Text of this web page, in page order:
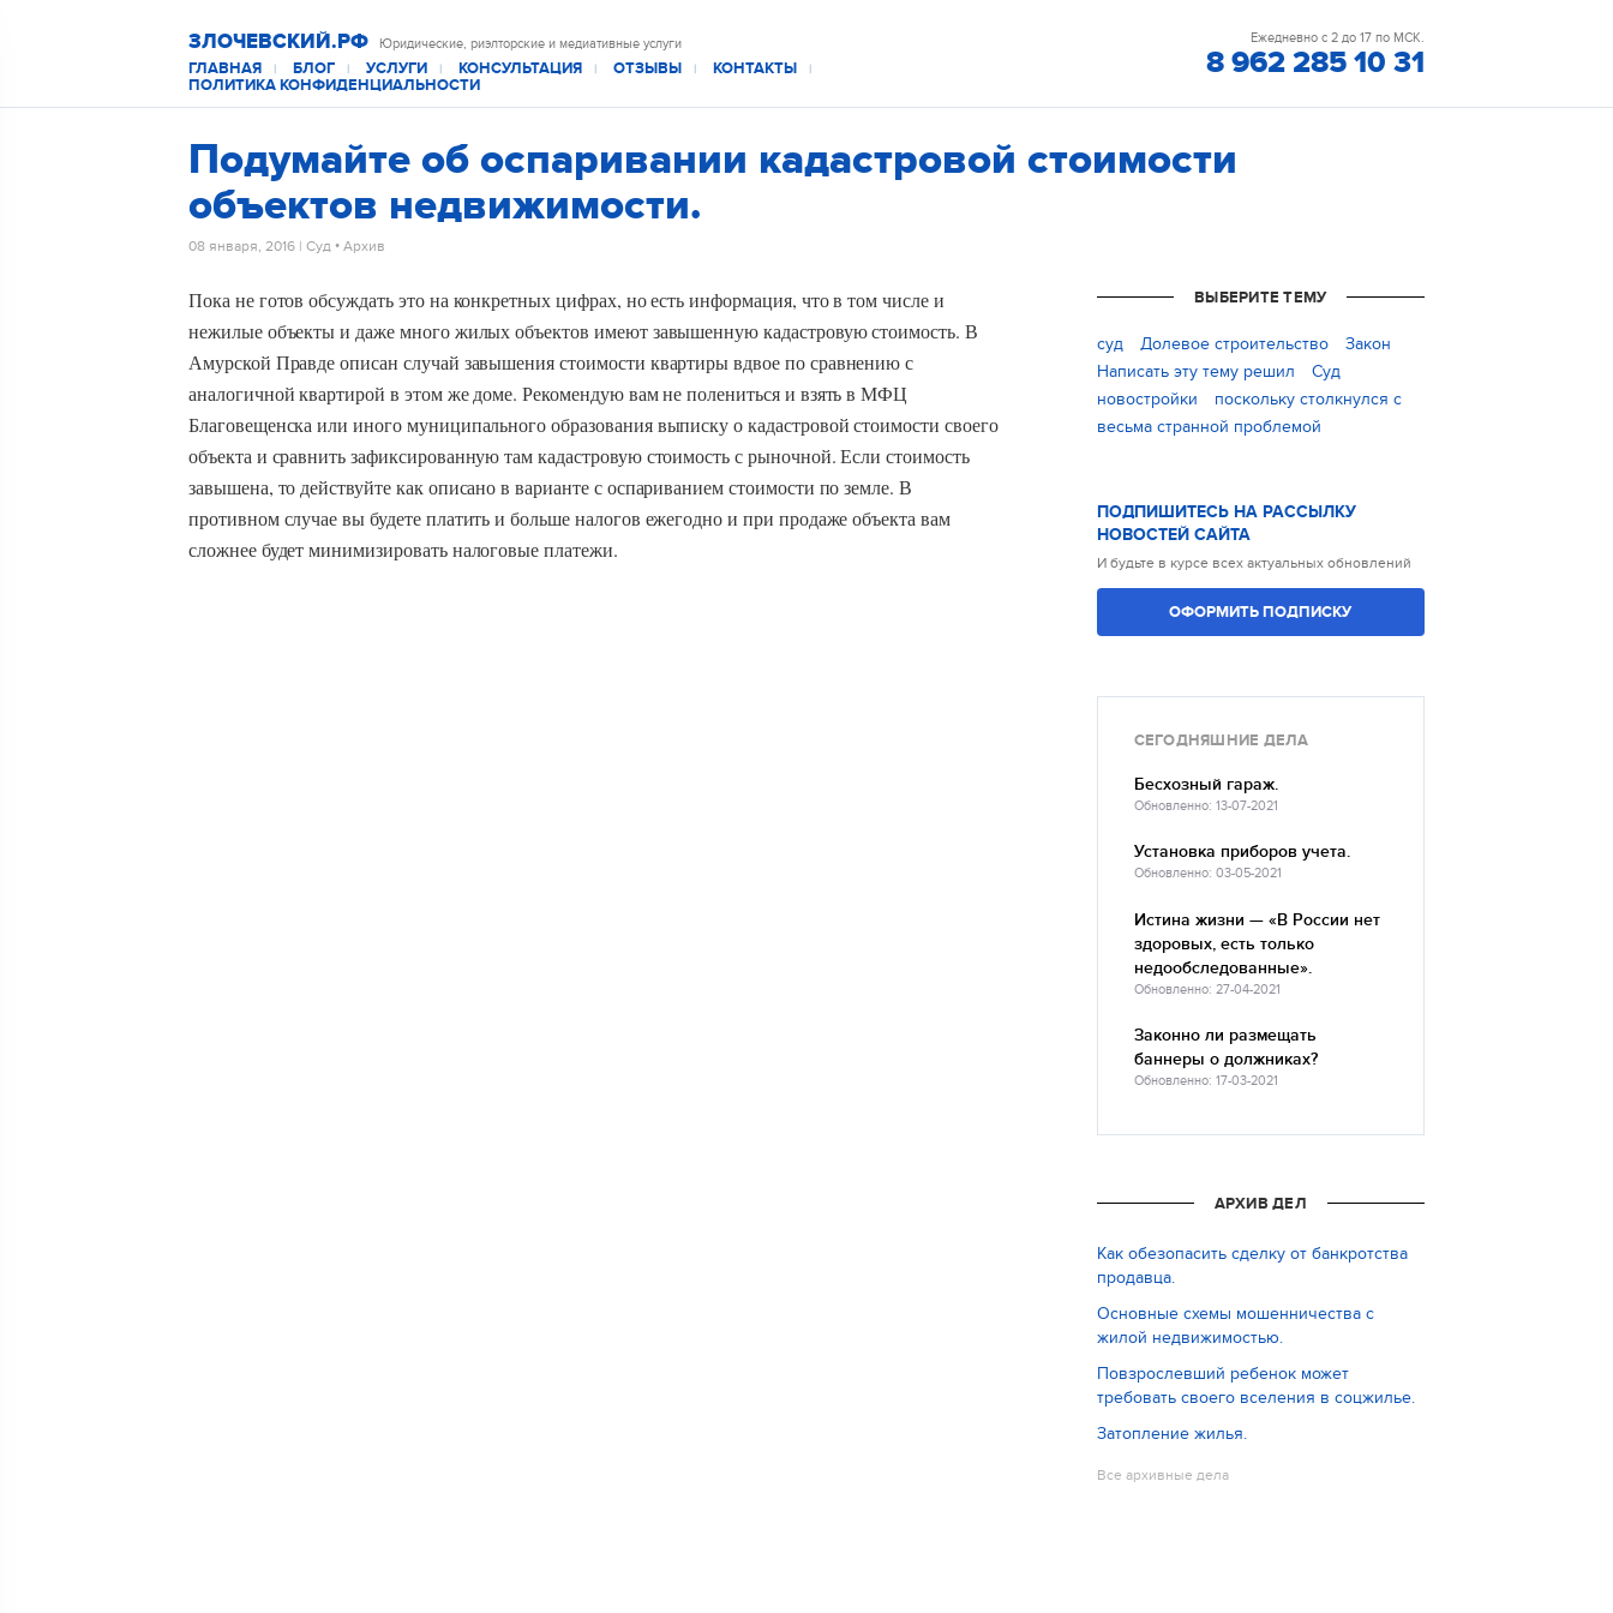
ЗЛОЧЕВСКИЙ.РФ Юридические, риэлторские и медиативные услуги
ГЛАВНАЯ | БЛОГ | УСЛУГИ | КОНСУЛЬТАЦИЯ | ОТЗЫВЫ | КОНТАКТЫ |
ПОЛИТИКА КОНФИДЕНЦИАЛЬНОСТИ
Ежедневно с 2 до 17 по МСК.
8 962 285 10 31
Подумайте об оспаривании кадастровой стоимости
объектов недвижимости.
08 января, 2016 | Суд • Архив
Пока не готов обсуждать это на конкретных цифрах, но есть информация, что в том числе и
нежилые объекты и даже много жилых объектов имеют завышенную кадастровую стоимость. В
Амурской Правде описан случай завышения стоимости квартиры вдвое по сравнению с
аналогичной квартирой в этом же доме. Рекомендую вам не полениться и взять в МФЦ
Благовещенска или иного муниципального образования выписку о кадастровой стоимости своего
объекта и сравнить зафиксированную там кадастровую стоимость с рыночной. Если стоимость
завышена, то действуйте как описано в варианте с оспариванием стоимости по земле. В
противном случае вы будете платить и больше налогов ежегодно и при продаже объекта вам
сложнее будет минимизировать налоговые платежи.
ВЫБЕРИТЕ ТЕМУ
cуд Долевое строительство
Закон
Написать эту тему решил
Суд
новостройки
поскольку столкнулся с
весьма странной проблемой
ПОДПИШИТЕСЬ НА РАССЫЛКУ
НОВОСТЕЙ САЙТА
И будьте в курсе всех актуальных обновлений
ОФОРМИТЬ ПОДПИСКУ
СЕГОДНЯШНИЕ ДЕЛА
Бесхозный гараж.
Обновленно: 13-07-2021
Установка приборов учета.
Обновленно: 03-05-2021
Истина жизни — «В России нет
здоровых, есть только
недообследованные».
Обновленно: 27-04-2021
Законно ли размещать
баннеры о должниках?
Обновленно: 17-03-2021
АРХИВ ДЕЛ
Как обезопасить сделку от банкротства
продавца.
Основные схемы мошенничества с
жилой недвижимостью.
Повзрослевший ребенок может
требовать своего вселения в соцжилье.
Затопление жилья.
Все архивные дела